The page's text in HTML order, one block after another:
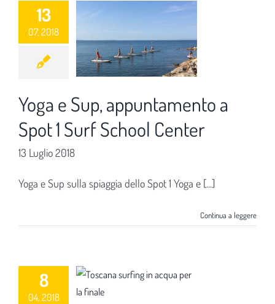
13
07, 2018
Yoga e Sup, appuntamento a
Spot 1 Surf School Center
13 Luglio 2018
Yoga e Sup sulla spiaggia dello Spot 1 Yoga e [...]
Continua a leggere
8
04, 2018